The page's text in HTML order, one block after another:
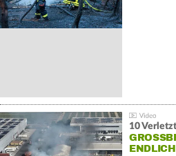
10
NDLICH